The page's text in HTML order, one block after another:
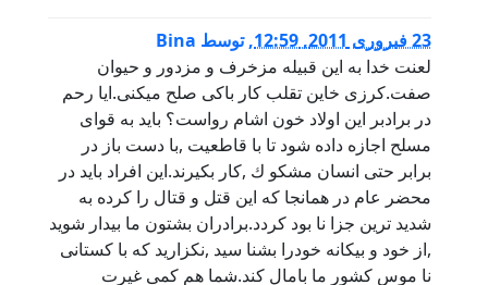
23 فبروری 2011, 12:59 ,توسط Bina
لعنت خدا به اين قبيله مزخرف و مزدور و حيوان
صفت.كرزى خاين تقلب كار باكى صلح ميكنى.ايا رحم
در برادبر اين اولاد خون اشام رواست؟ بايد به قواى
مسلح اجازه داده شود تا با قاطعيت ,با دست باز در
برابر حتى انسان مشكو ك ,كار بكيرند.اين افراد بايد در
محضر عام در همانجا كه اين قتل و قتال را كرده به
شديد ترين جزا نا بود كردد.برادران بشتون ما بيدار شويد
,از خود و بيكانه خودرا بشنا سيد ,نكزاريد كه با كستانى
نا موس كشور ما بامال كند.شما هم كمى غيرت